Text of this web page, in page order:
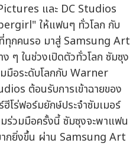
และ DC Studios
ให้แฟนๆ ทั่วโลก กับ
กคนรอ มาสู่ Samsung Art
ๆ ในช่วงเปิดตัวทั่วโลก ซัมซุง
มือระดับโลกกับ Warner
ต้อนรับการเข้าฉายของ
ร่ฟอร์มยักษ์ประจำซัมเมอร์
ร่วมมือครั้งนี้ ซัมซุงจะพาแฟน
กยิ่งขึ้น ผ่าน Samsung Art